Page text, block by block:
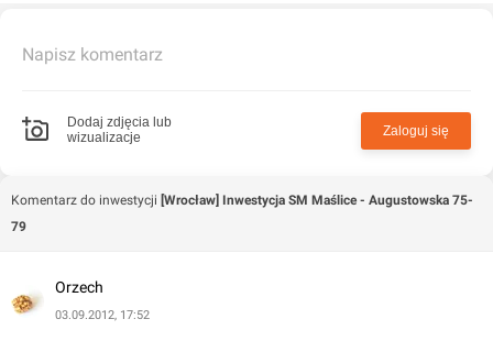
75-79
Napisz komentarz
Dodaj zdjęcia lub
wizualizacje
Zaloguj się
Komentarz do inwestycji [Wrocław] Inwestycja SM Maślice - Augustowska 75-
79
Orzech
03.09.2012, 17:52